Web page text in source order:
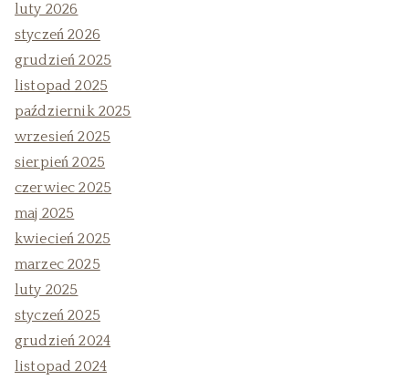
luty 2026
styczeń 2026
grudzień 2025
listopad 2025
październik 2025
wrzesień 2025
sierpień 2025
czerwiec 2025
maj 2025
kwiecień 2025
marzec 2025
luty 2025
styczeń 2025
grudzień 2024
listopad 2024